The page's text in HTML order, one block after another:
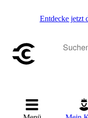
Entdecke jetzt
Startseite
/
Handwerkzeug